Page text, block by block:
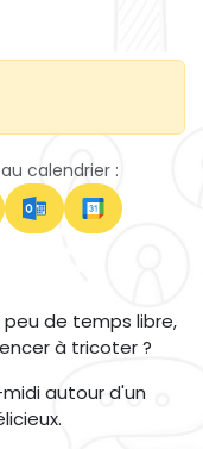
calendrier :
de temps libre,
à tricoter ?
autour d'un